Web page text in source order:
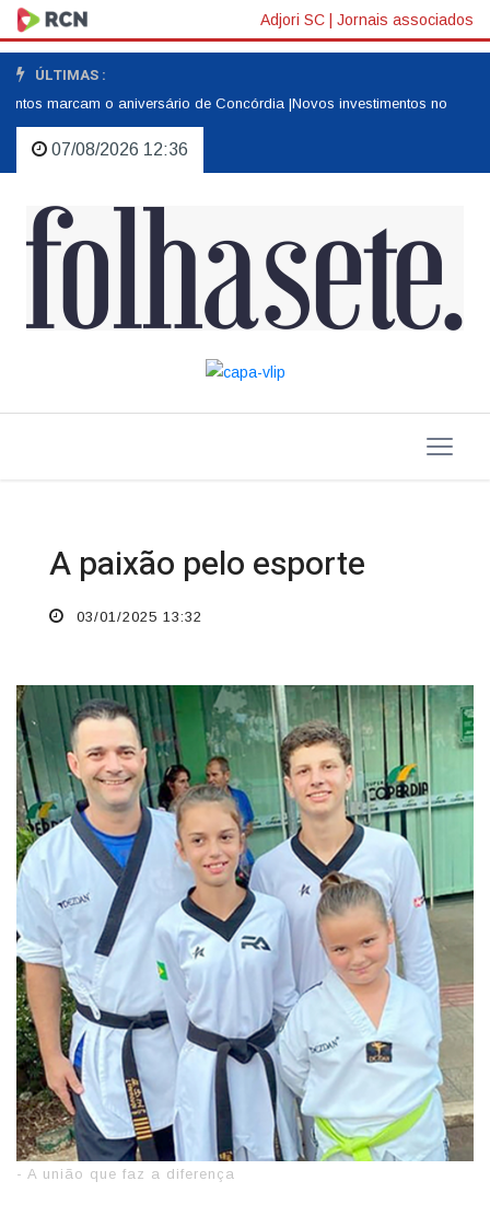
Adjori SC | Jornais associados
ÚLTIMAS :
marcam o aniversário de Concórdia |Novos investimentos no turismo
07/08/2026 12:36
A paixão pelo esporte
03/01/2025 13:32
- A união que faz a diferença